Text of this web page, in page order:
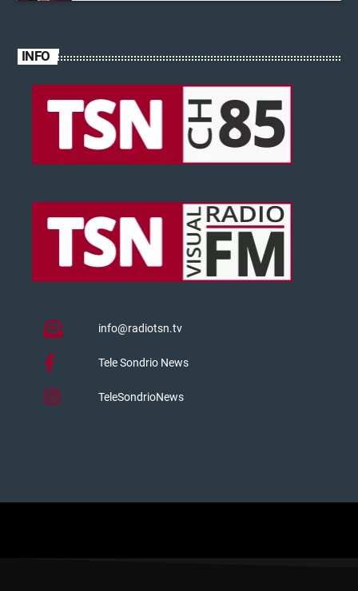
INFO
info@radiotsn.tv
Tele Sondrio News
TeleSondrioNews